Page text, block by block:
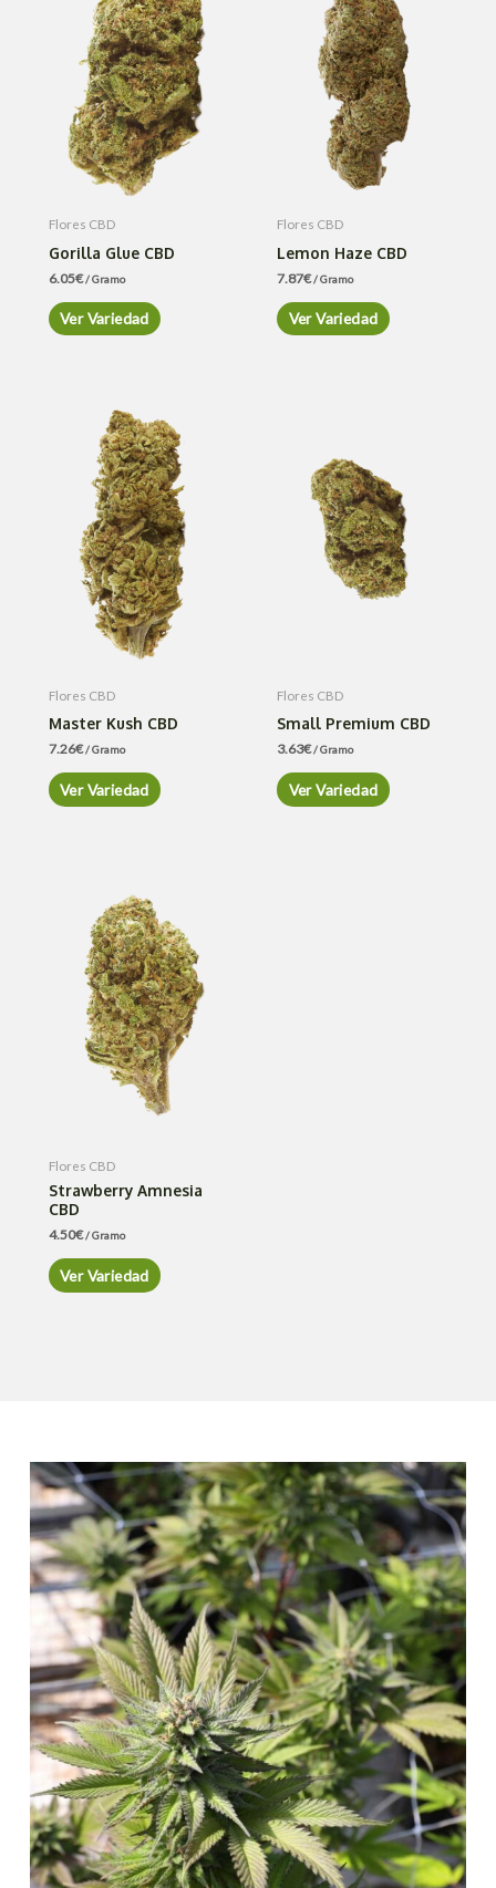
Flores CBD
Gorilla Glue CBD
6.05€/ Gramo
Ver Variedad
Flores CBD
Lemon Haze CBD
7.87€/ Gramo
Ver Variedad
Flores CBD
Master Kush CBD
7.26€/ Gramo
Ver Variedad
Flores CBD
Small Premium CBD
3.63€/ Gramo
Ver Variedad
Flores CBD
Strawberry Amnesia
CBD
4.50€/ Gramo
Ver Variedad